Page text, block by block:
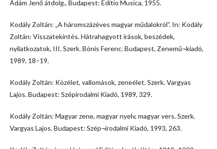
Ádám Jenő átdolg., Budapest: Editio Musica, 1955.
Kodály Zoltán: „A háromszázéves magyar műdalokról”. In: Kodály
Zoltán: Visszatekintés. Hátrahagyott írások, beszédek,
nyilatkozatok, III. Szerk. Bónis Ferenc. Budapest, Zenemű¬kiadó,
1989, 18–19.
Kodály Zoltán: Közélet, vallomások, zeneélet. Szerk. Vargyas
Lajos. Budapest: Szépirodalmi Kiadó, 1989, 329.
Kodály Zoltán: Magyar zene, magyar nyelv, magyar vers. Szerk.
Vargyas Lajos. Budapest: Szép¬irodalmi Kiadó, 1993, 263.